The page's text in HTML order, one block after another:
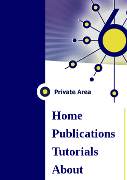
Home
Publications
Tutorials
About